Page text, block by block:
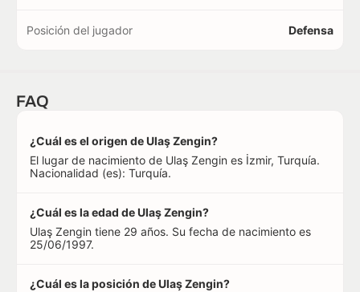
Posición del jugador Defensa
FAQ
¿Cuál es el origen de Ulaş Zengin?
El lugar de nacimiento de Ulaş Zengin es İzmir, Turquía.
Nacionalidad (es): Turquía.
¿Cuál es la edad de Ulaş Zengin?
Ulaş Zengin tiene 29 años. Su fecha de nacimiento es
25/06/1997.
¿Cuál es la posición de Ulaş Zengin?